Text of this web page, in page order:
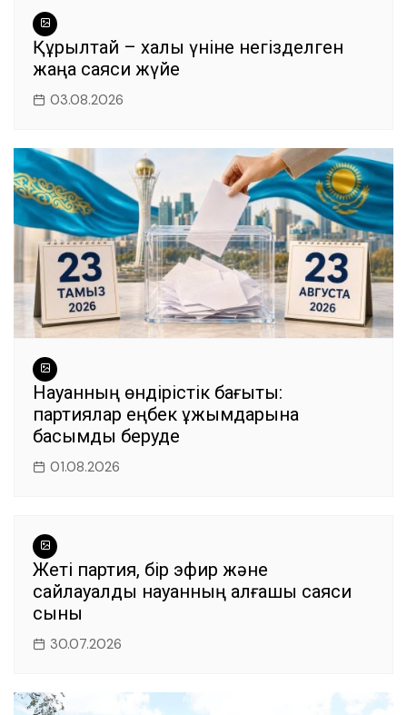
Құрылтай – халық үніне негізделген
жаңа саяси жүйе
03.08.2026
Науқанның өндірістік бағыты:
партиялар еңбек ұжымдарына
басымдық беруде
01.08.2026
Жеті партия, бір эфир және
сайлауалды науқанның алғашқы саяси
сыны
30.07.2026